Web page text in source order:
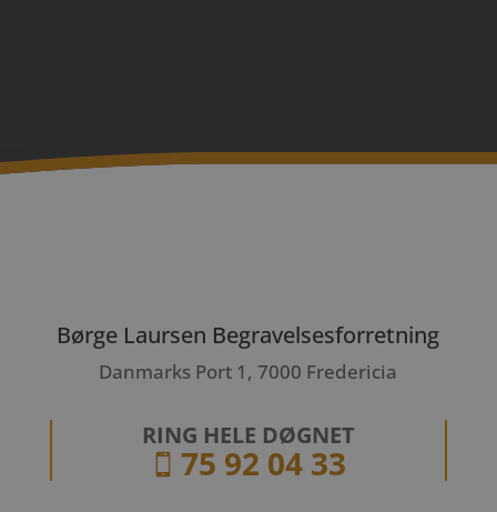
Børge Laursen Begravelsesforretning
Danmarks Port 1, 7000 Fredericia
RING HELE DØGNET
 75 92 04 33